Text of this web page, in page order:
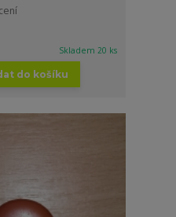
Skladem 20 ks
do košíku